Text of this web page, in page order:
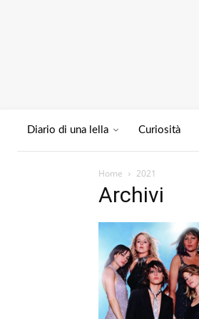
Diario di una lella Curiosità
Home 2021
Archivi